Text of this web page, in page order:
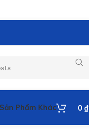
Sản Phẩm Khác 0 ₫